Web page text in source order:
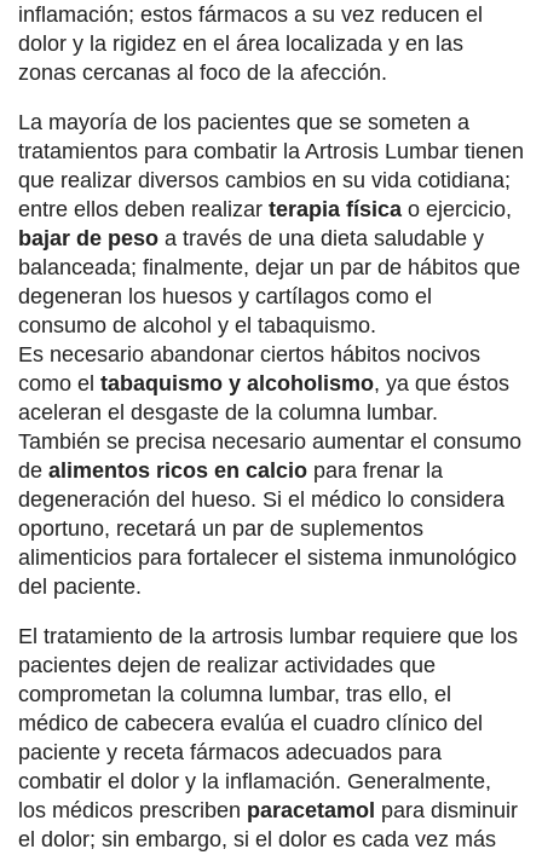
inflamación; estos fármacos a su vez reducen el
dolor y la rigidez en el área localizada y en las
zonas cercanas al foco de la afección.
La mayoría de los pacientes que se someten a
tratamientos para combatir la Artrosis Lumbar tienen
que realizar diversos cambios en su vida cotidiana;
entre ellos deben realizar terapia física o ejercicio,
bajar de peso a través de una dieta saludable y
balanceada; finalmente, dejar un par de hábitos que
degeneran los huesos y cartílagos como el
consumo de alcohol y el tabaquismo.
Es necesario abandonar ciertos hábitos nocivos
como el tabaquismo y alcoholismo, ya que éstos
aceleran el desgaste de la columna lumbar.
También se precisa necesario aumentar el consumo
de alimentos ricos en calcio para frenar la
degeneración del hueso. Si el médico lo considera
oportuno, recetará un par de suplementos
alimenticios para fortalecer el sistema inmunológico
del paciente.
El tratamiento de la artrosis lumbar requiere que los
pacientes dejen de realizar actividades que
comprometan la columna lumbar, tras ello, el
médico de cabecera evalúa el cuadro clínico del
paciente y receta fármacos adecuados para
combatir el dolor y la inflamación. Generalmente,
los médicos prescriben paracetamol para disminuir
el dolor; sin embargo, si el dolor es cada vez más